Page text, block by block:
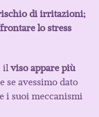
di irritazioni;
lo stress
ilviso appare più
se avessimo dato
i suoi meccanismi